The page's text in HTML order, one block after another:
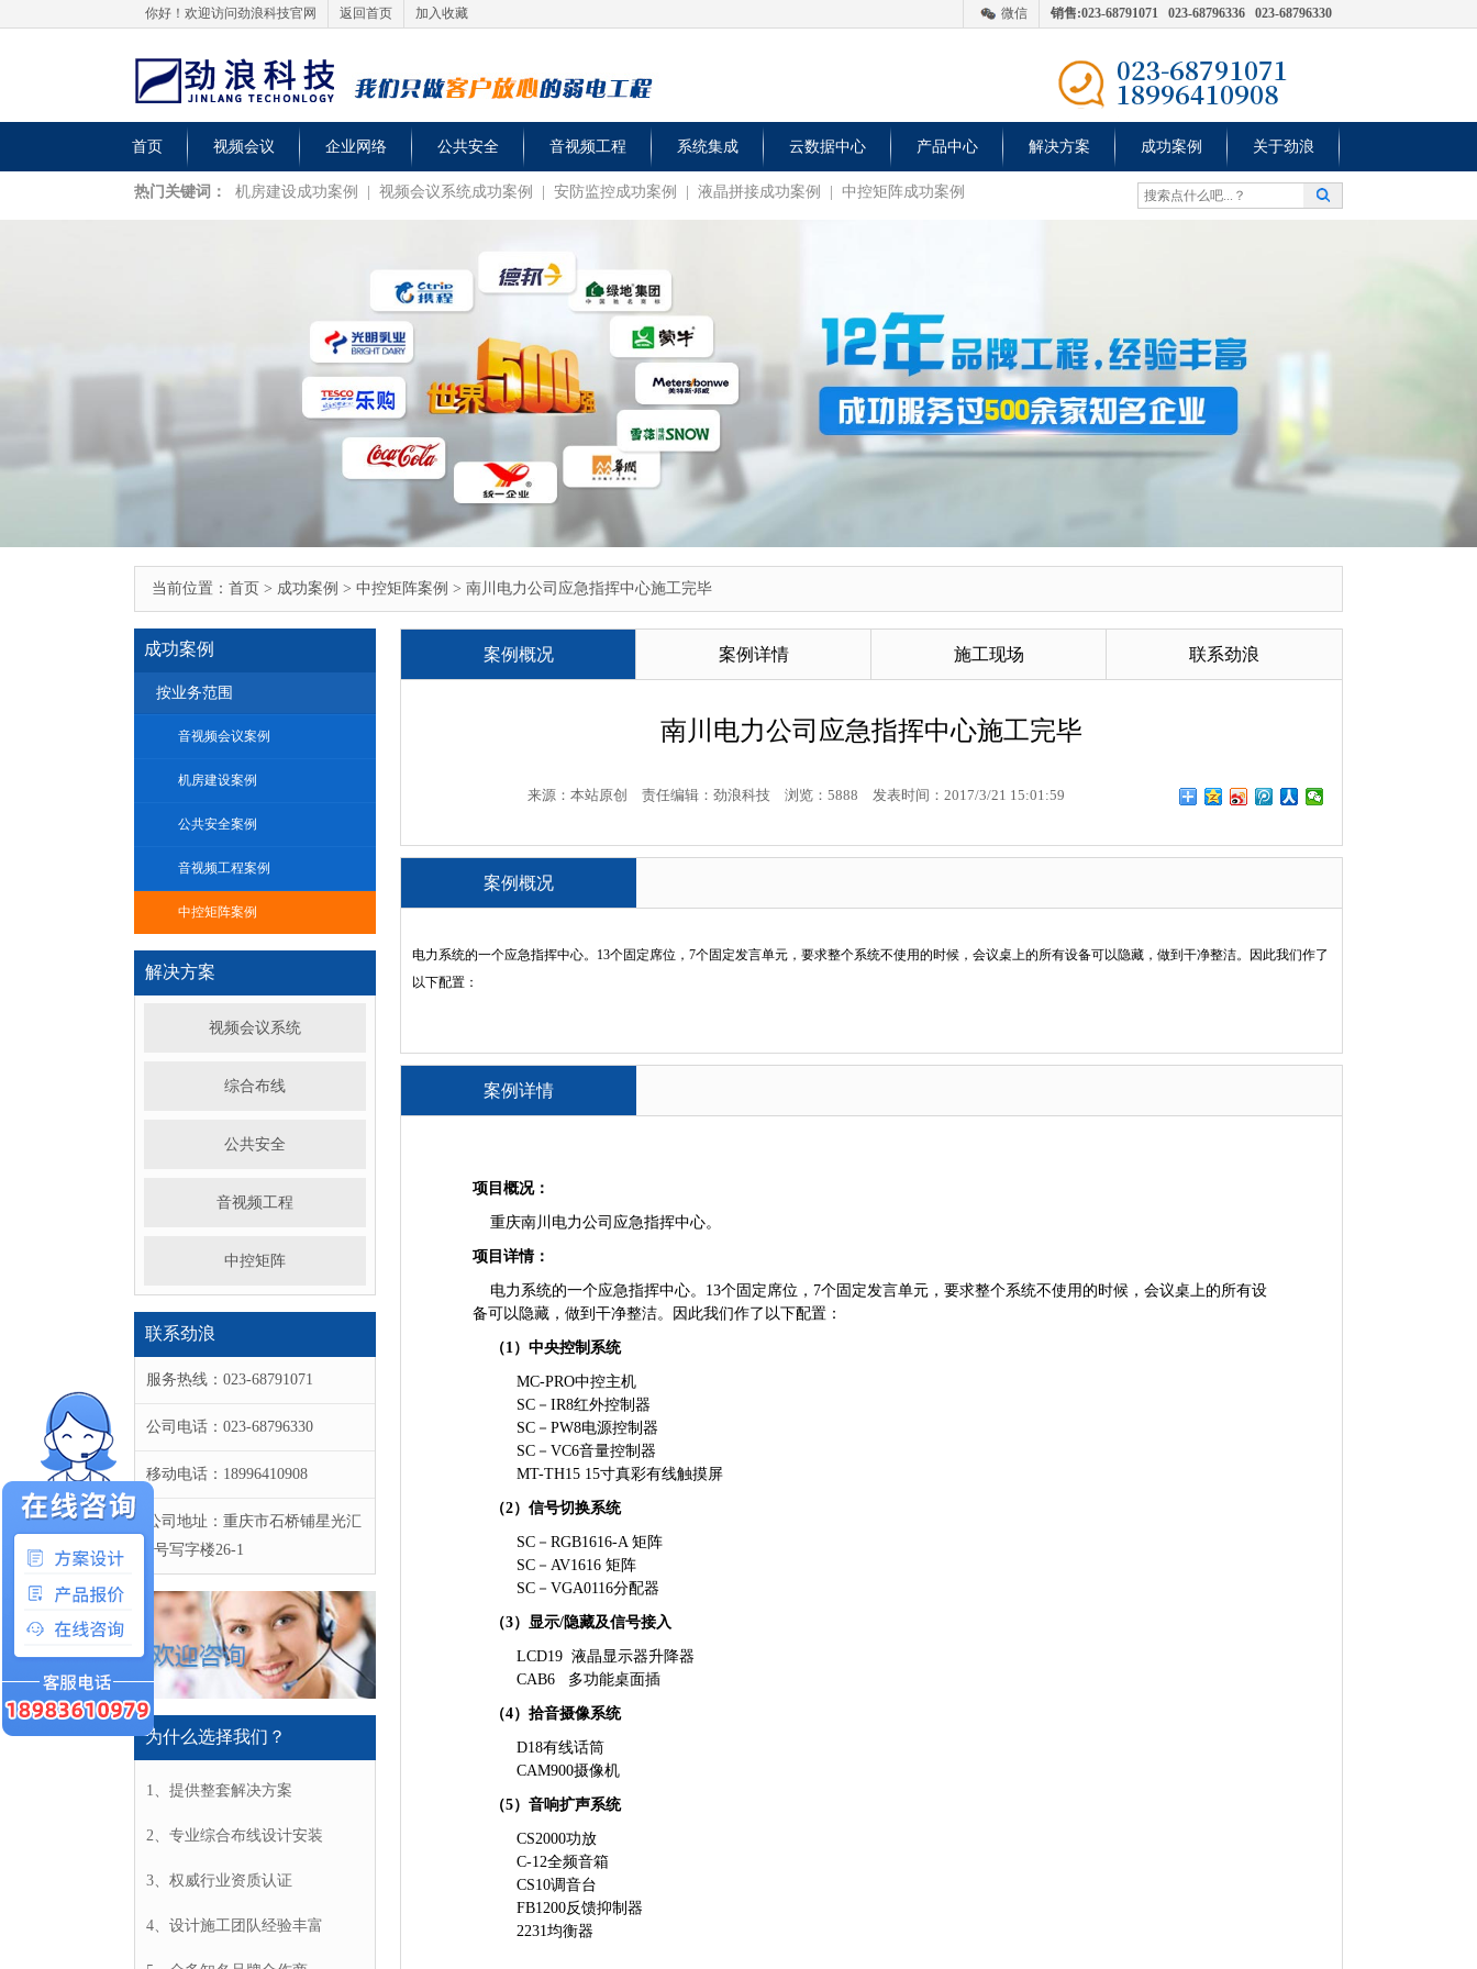
你好！欢迎访问劲浪科技官网 返回首页 加入收藏 微信 销售:023-68791071 023-68796336 023-68796330
首页 视频会议 企业网络 公共安全 音视频工程 系统集成 云数据中心 产品中心 解决方案 成功案例 关于劲浪
热门关键词： 机房建设成功案例 视频会议系统成功案例 安防监控成功案例 液晶拼接成功案例 中控矩阵成功案例
当前位置： 首页 > 成功案例 > 中控矩阵案例 > 南川电力公司应急指挥中心施工完毕
案例概况 案例详情 施工现场 联系劲浪
南川电力公司应急指挥中心施工完毕
来源：本站原创 责任编辑：劲浪科技 浏览：5888 发表时间：2017/3/21 15:01:59
案例概况
电力系统的一个应急指挥中心。13个固定席位，7个固定发言单元，要求整个系统不使用的时候，会议桌上的所有设备可以隐藏，做到干净整洁。因此我们作了
以下配置：
案例详情
项目概况：
重庆南川电力公司应急指挥中心。
项目详情：
电力系统的一个应急指挥中心。13个固定席位，7个固定发言单元，要求整个系统不使用的时候，会议桌上的所有设
备可以隐藏，做到干净整洁。因此我们作了以下配置：
（1）中央控制系统
MC-PRO中控主机
SC－IR8红外控制器
SC－PW8电源控制器
SC－VC6音量控制器
MT-TH15 15寸真彩有线触摸屏
（2）信号切换系统
SC－RGB1616-A 矩阵
SC－AV1616 矩阵
SC－VGA0116分配器
（3）显示/隐藏及信号接入
LCD19 液晶显示器升降器
CAB6 多功能桌面插
（4）拾音摄像系统
D18有线话筒
CAM900摄像机
（5）音响扩声系统
CS2000功放
C-12全频音箱
CS10调音台
FB1200反馈抑制器
2231均衡器
成功案例
按业务范围
音视频会议案例
机房建设案例
公共安全案例
音视频工程案例
中控矩阵案例
解决方案
视频会议系统
综合布线
公共安全
音视频工程
中控矩阵
联系劲浪
服务热线：023-68791071
公司电话：023-68796330
移动电话：18996410908
公司地址：重庆市石桥铺星光汇
1号写字楼26-1
为什么选择我们？
1、提供整套解决方案
2、专业综合布线设计安装
3、权威行业资质认证
4、设计施工团队经验丰富